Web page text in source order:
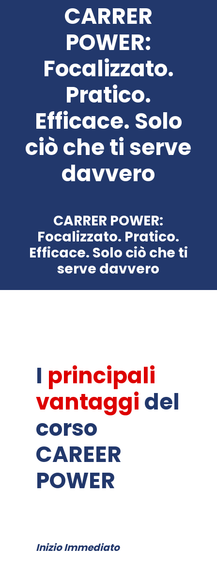
CARRER
POWER:
Focalizzato.
Pratico.
Efficace. Solo
ciò che ti serve
davvero
CARRER POWER:
Focalizzato. Pratico.
Efficace. Solo ciò che ti
serve davvero
I principali
vantaggi del
corso
CAREER
POWER
Inizio Immediato